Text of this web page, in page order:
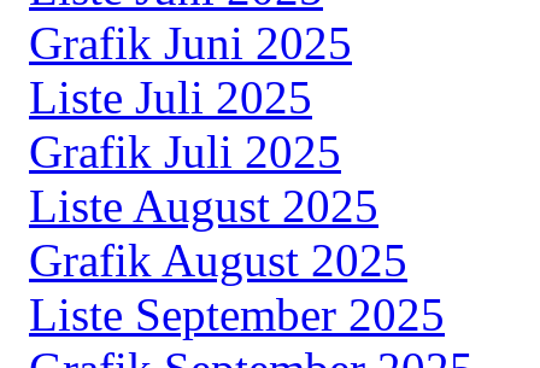
Grafik Juni 2025
Liste Juli 2025
Grafik Juli 2025
Liste August 2025
Grafik August 2025
Liste September 2025